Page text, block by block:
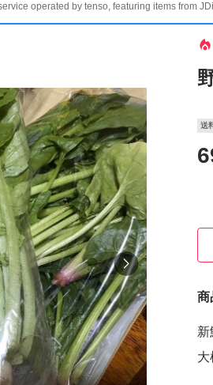
operated by tenso, featuring items from
送
商
新
大